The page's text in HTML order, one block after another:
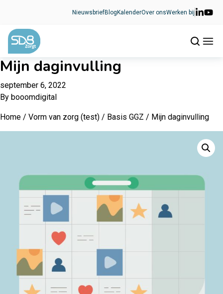
NieuwsbriefBlog KalenderOver onsWerken bij
Mijn daginvulling
september 6, 2022
By booomdigital
Home / Vorm van zorg (test) / Basis GGZ / Mijn daginvulling